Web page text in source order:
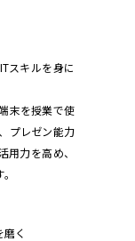
スキルを身に
末を授業で使
プレゼン能力
力を高め、
く